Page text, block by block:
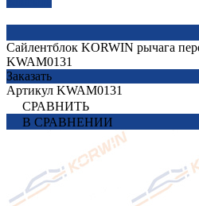
Сайлентблок KORWIN рычага
KWAM0131
Заказать
Артикул KWAM0131
СРАВНИТЬ
В СРАВНЕНИИ